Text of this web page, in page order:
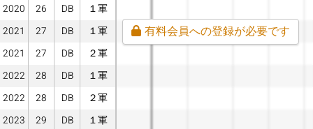
2020
26 DB
１軍
2021
27 DB
１軍
2021
27 DB
２軍
2022
28 DB
１軍
2022
28 DB
２軍
2023
29 DB
１軍
有料会員への登録が必要です